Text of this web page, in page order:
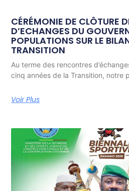
CÉRÉMONIE DE CLÔTURE
D’ECHANGES DU
POPULATIONS SUR LE
TRANSITION
Au terme des rencontres
cinq années de la Transition, notre
Voir Plus